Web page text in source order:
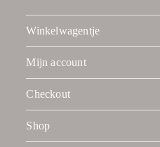
Winkelwagentje
Mijn account
Checkout
Shop